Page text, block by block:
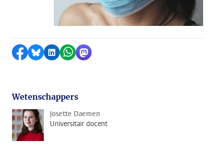
Delen op Facebook
Delen via Bluesky
Delen op LinkedIn
Delen via WhatsApp
Delen via Mastodon
Wetenschappers
Josette Daemen
Universitair docent